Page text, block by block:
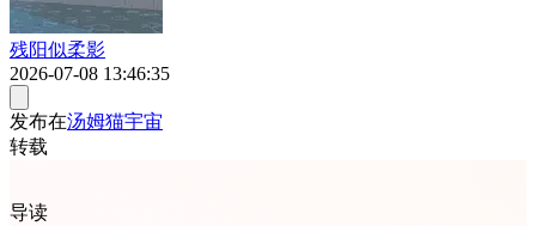
残阳似柔影
2026-07-08 13:46:35
发布在汤姆猫宇宙
转载
导读